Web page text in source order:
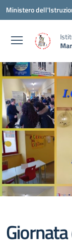
Vai ai contenuti
Vai al menu di
Vai al footer
Ministero